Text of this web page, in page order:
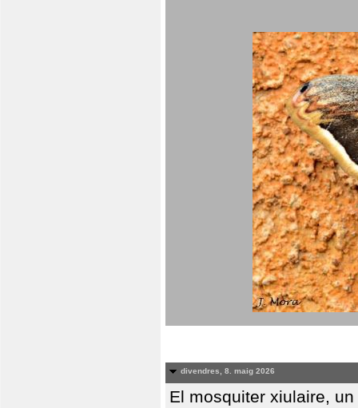
divendres, 8. maig 2026
El mosquiter xiulaire,